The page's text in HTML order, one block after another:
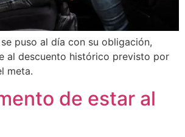
puso al día con su obligación,
al descuento histórico previsto por
meta.
de estar al